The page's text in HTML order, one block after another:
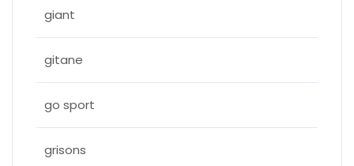
giant
gitane
go sport
grisons